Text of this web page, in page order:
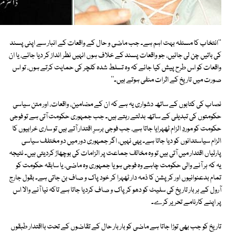
''انتخاب کا مسئلہ بہت اہم ہے۔ جب ماضی و حال کے واقعات کے انبار سے اپنی پسند
کی باتیں چن لی جائیں، جو واقعات پسند کے خلاف ہوں انہیں نظر انداز کر دیا جائے، یا ان
واقعات کو اس طرح پیش کیا جائے کہ وہ تسلط شدہ کلچر کی حمایت کرتے ہوں، تو اس
صورت میں تاریخ کے اثرات منفی ہوتے ہیں۔''
نصاب کی کتابوں کے ساتھ دشواری یہ ہے کہ ان کے مضامین، واقعات، اور متن سیاسی
حکومتوں کی تبدیلی کے ساتھ بدلتے رہتے ہیں۔ جب جمہوری حکومت آتی ہے تو فوجی
حکومت کو موردِ الزام ٹھہرایا جاتا ہے، جب فوجی برسرِ اقتدار آتے ہیں تو ساری خرابیوں کا
الزام سیاستدانوں کو دیا جاتا ہے۔ یہی نہیں، اگر جمہوری دور میں دو مختلف سیاسی
پارٹیاں اقتدار میں آتی ہیں تو وہ مخالف جماعت پر الزامات کی بوچھاڑ کردیتی ہیں۔ نتیجہ
یہ کہ ہر آنے والی حکومت چاہے وہ فوجی ہو یا جمہوری وہ ماضی، یا سابقہ حکومت کو
تمام بدعنوانیوں اور کرپشن کا ذمہ دار ٹھہرا کر خود پاک و صاف بن جاتی ہے۔ بقول جارج
آرول کے ہر بار تاریخ کی سلیٹ کو دھو کر پاک و صاف کردیا جاتا ہے تاکہ نیا آنے والا اس
پر اپنے کارنامے تحریر کرے۔
تاریخ کو جب بھی توڑا جاتا ہے ماضی کو بار بار حال کے تقاضوں کے تحت بااقتدار طبقوں